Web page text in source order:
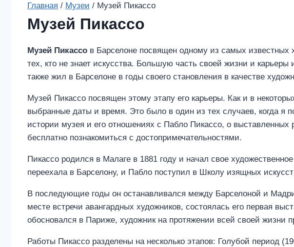
Главная / Музеи / Музей Пикассо
Музей Пикассо
Музей Пикассо в Барселоне посвящен одному из самых
тех, кто не знает искусства. Большую часть своей жизни и
также жил в Барселоне в годы своего становления в качестве
Музей Пикассо посвящен этому этапу его карьеры. Как и в
выбранные даты и время. Это было в один из тех случаев, когда я
истории музея и его отношениях с Пабло Пикассо, о
бесплатно познакомиться с достопримечательностями.
Пикассо родился в Малаге в 1881 году и начал свое
переехала в Барселону, и Пабло поступил в Школу изящных
В последующие годы он останавливался между Барселоной и
месте встречи авангардных художников, состоялась его первая
обосновался в Париже, художник на протяжении всей своей жизни
Работы Пикассо разделены на несколько этапов: Голубой период